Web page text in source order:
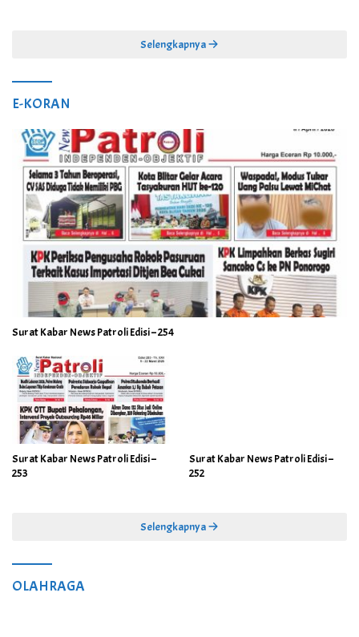
Selengkapnya
E-KORAN
Surat Kabar News Patroli Edisi – 254
Surat Kabar News Patroli Edisi –
253
Surat Kabar News Patroli Edisi –
252
Selengkapnya
OLAHRAGA